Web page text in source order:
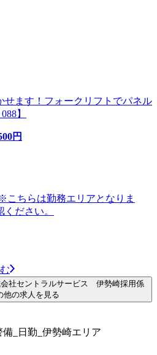
せます！フォークリフトでパネル
】
円
ちらは勤務エリアとなりま
ださい。
社セントラルサービス 伊勢崎採用係
他の求人を見る
_日勤_伊勢崎エリア